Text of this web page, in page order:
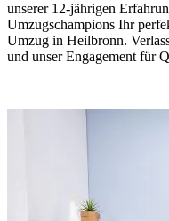
unserer 12-jährigen
Umzugschampions Ihr
Umzug in Heilbronn.
und unser Engagement für